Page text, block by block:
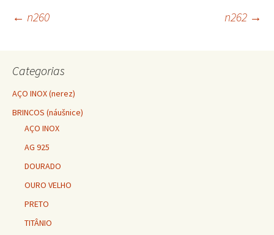
← n260 n262 →
Categorias
AÇO INOX (nerez)
BRINCOS (náušnice)
AÇO INOX
AG 925
DOURADO
OURO VELHO
PRETO
TITÂNIO